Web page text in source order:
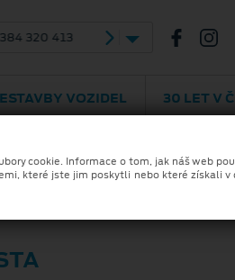
320 413
VOZIDEL 30 LET V
cookie. Informace o tom, jak náš web
které jste jim poskytli nebo které získali v